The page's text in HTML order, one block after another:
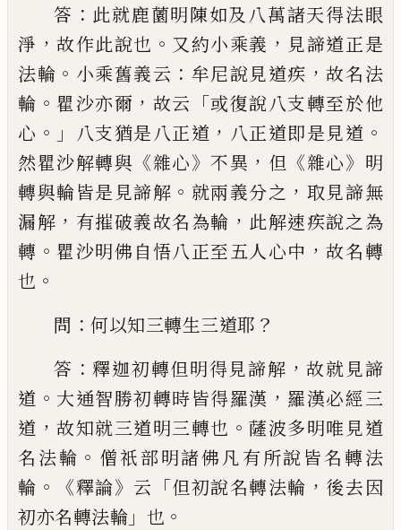
答 ： 此就鹿薗明陳如及八萬諸天得法眼
淨 ，故作此說也 。 又約小乘義 ， 見諦道正是
法輪 。 小乘舊義云 ： 牟尼說見道疾 ，故名法
輪 。瞿沙亦爾 ， 故云 「或復說八支轉至於他
心 。」 八支猶是八正道 ， 八正道即是見道 。
然瞿沙解轉與 《雜心》不異 ， 但 《雜心》 明
轉與輪皆是見諦解 。 就兩義分之 ， 取見諦無
漏解 ， 有摧破義故名為輪 ， 此解速疾說之為
轉 。瞿沙明佛自悟八正至五人心中 ，故名轉
也 。
問 ： 何以知三轉生三道耶 ？
答 ：釋迦初轉但明得見諦解 ，故就見諦
道 。 大通智勝初轉時皆得羅漢 ， 羅漢必經三
道 ，故知就三道明三轉也 。薩波多明唯見道
名法輪 。 僧祇部明諸佛凡有所說皆名轉法
輪 。《釋論》 云 「但初說名轉法輪 ， 後去因
初亦名轉法輪 」 也 。